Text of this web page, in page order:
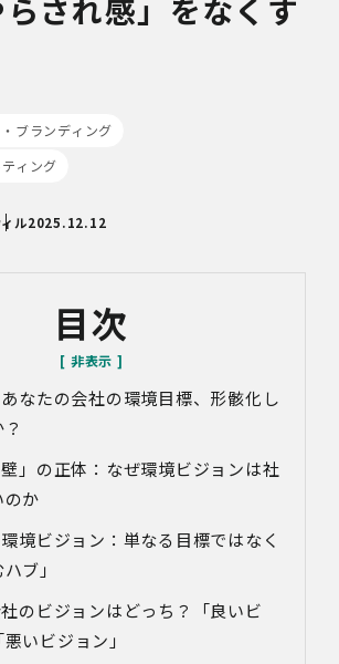
され感」をなくす
ブランディング
ィング
ル2025.12.12
目次
なたの会社の環境目標、形骸化し
壁」の正体：なぜ環境ビジョンは社
のか
境ビジョン：単なる目標ではなく
ブ」
のビジョンはどっち？「良いビ
いビジョン」